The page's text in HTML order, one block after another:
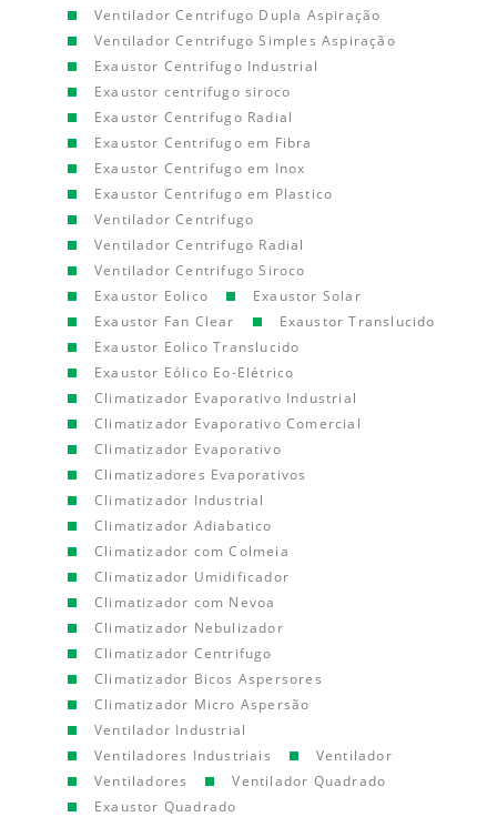
Ventilador Centrifugo Dupla Aspiração
Ventilador Centrifugo Simples Aspiração
Exaustor Centrifugo Industrial
Exaustor centrifugo siroco
Exaustor Centrifugo Radial
Exaustor Centrifugo em Fibra
Exaustor Centrifugo em Inox
Exaustor Centrifugo em Plastico
Ventilador Centrifugo
Ventilador Centrifugo Radial
Ventilador Centrifugo Siroco
Exaustor Eolico
Exaustor Solar
Exaustor Fan Clear
Exaustor Translucido
Exaustor Eolico Translucido
Exaustor Eólico Eo-Elétrico
Climatizador Evaporativo Industrial
Climatizador Evaporativo Comercial
Climatizador Evaporativo
Climatizadores Evaporativos
Climatizador Industrial
Climatizador Adiabatico
Climatizador com Colmeia
Climatizador Umidificador
Climatizador com Nevoa
Climatizador Nebulizador
Climatizador Centrifugo
Climatizador Bicos Aspersores
Climatizador Micro Aspersão
Ventilador Industrial
Ventiladores Industriais
Ventilador
Ventiladores
Ventilador Quadrado
Exaustor Quadrado